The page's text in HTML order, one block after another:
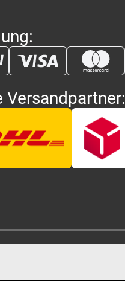
Versandpartner: